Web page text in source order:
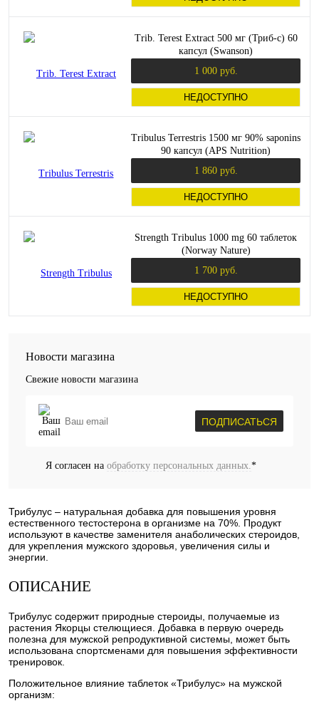
Trib. Terest Extract 500 мг (Триб-с) 60
капсул (Swanson)
1 000 руб.
НЕДОСТУПНО
Tribulus Terrestris 1500 мг 90% saponins
90 капсул (APS Nutrition)
1 860 руб.
НЕДОСТУПНО
Strength Tribulus 1000 mg 60 таблеток
(Norway Nature)
1 700 руб.
НЕДОСТУПНО
Новости магазина
Свежие новости магазина
ПОДПИСАТЬСЯ
Я согласен на обработку персональных данных. *
Трибулус – натуральная добавка для повышения уровня
естественного тестостерона в организме на 70%. Продукт
используют в качестве заменителя анаболических стероидов,
для укрепления мужского здоровья, увеличения силы и
энергии.
ОПИСАНИЕ
Трибулус содержит природные стероиды, получаемые из
растения Якорцы стелющиеся. Добавка в первую очередь
полезна для мужской репродуктивной системы, может быть
использована спортсменами для повышения эффективности
тренировок.
Положительное влияние таблеток «Трибулус» на мужской
организм: